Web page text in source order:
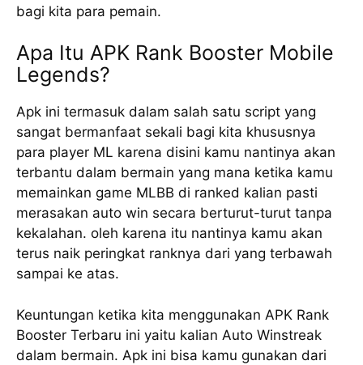
bagi kita para pemain.
Apa Itu APK Rank Booster Mobile
Legends?
Apk ini termasuk dalam salah satu script yang
sangat bermanfaat sekali bagi kita khususnya
para player ML karena disini kamu nantinya akan
terbantu dalam bermain yang mana ketika kamu
memainkan game MLBB di ranked kalian pasti
merasakan auto win secara berturut-turut tanpa
kekalahan. oleh karena itu nantinya kamu akan
terus naik peringkat ranknya dari yang terbawah
sampai ke atas.
Keuntungan ketika kita menggunakan APK Rank
Booster Terbaru ini yaitu kalian Auto Winstreak
dalam bermain. Apk ini bisa kamu gunakan dari